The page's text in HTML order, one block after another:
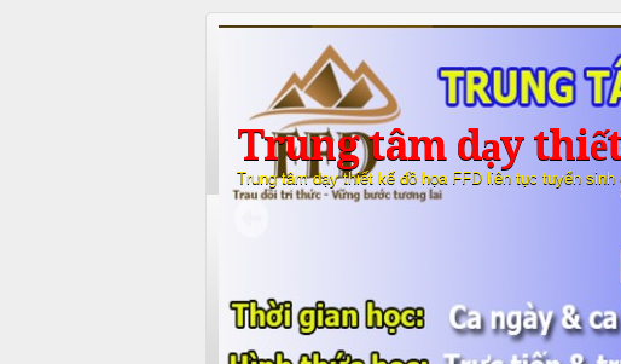
Trung tâm dạy thiết
Trung tâm dạy thiết kế đồ họa FFD liên tục tuyển